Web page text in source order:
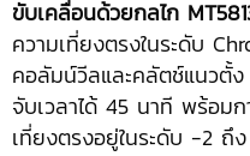
ขับเคลื่อนด้วยกลไก
ความเที่ยงตรงในระดับ
คอลัมน์วีลและคลัตช์แนวตั้
จับเวลาได้ 45 นาที พร้อม
เที่ยงตรงอยู่ในระดับ -2 ถึ